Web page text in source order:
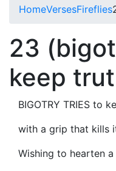
HomeVersesFireflies
23
keep
BIGOTRY TRIES to
with a grip that kills
Wishing to hearten